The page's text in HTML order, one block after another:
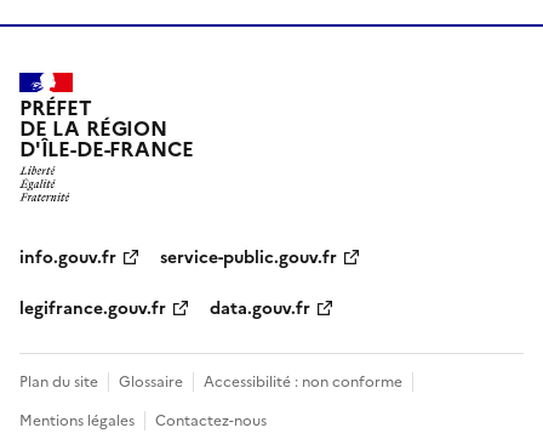
PRÉFET
DE LA RÉGION
D'ÎLE-DE-FRANCE
info.gouv.fr
service-public.gouv.fr
legifrance.gouv.fr
data.gouv.fr
Plan du site Glossaire
Accessibilité : non conforme
Mentions légales
Contactez-nous